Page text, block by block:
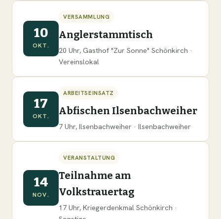
10
OKT.
VERSAMMLUNG
Anglerstammtisch
20 Uhr, Gasthof "Zur Sonne" Schönkirch ·
Vereinslokal
17
OKT.
ARBEITSEINSATZ
Abfischen Ilsenbachweiher
7 Uhr, Ilsenbachweiher · Ilsenbachweiher
14
NOV.
VERANSTALTUNG
Teilnahme am
Volkstrauertag
17 Uhr, Kriegerdenkmal Schönkirch ·